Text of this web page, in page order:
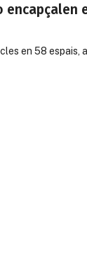
encapçalen
en 58 espais,